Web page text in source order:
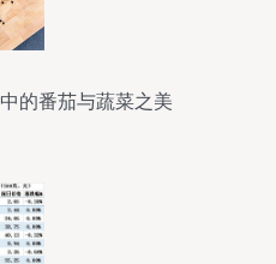
的番茄与蔬菜之美